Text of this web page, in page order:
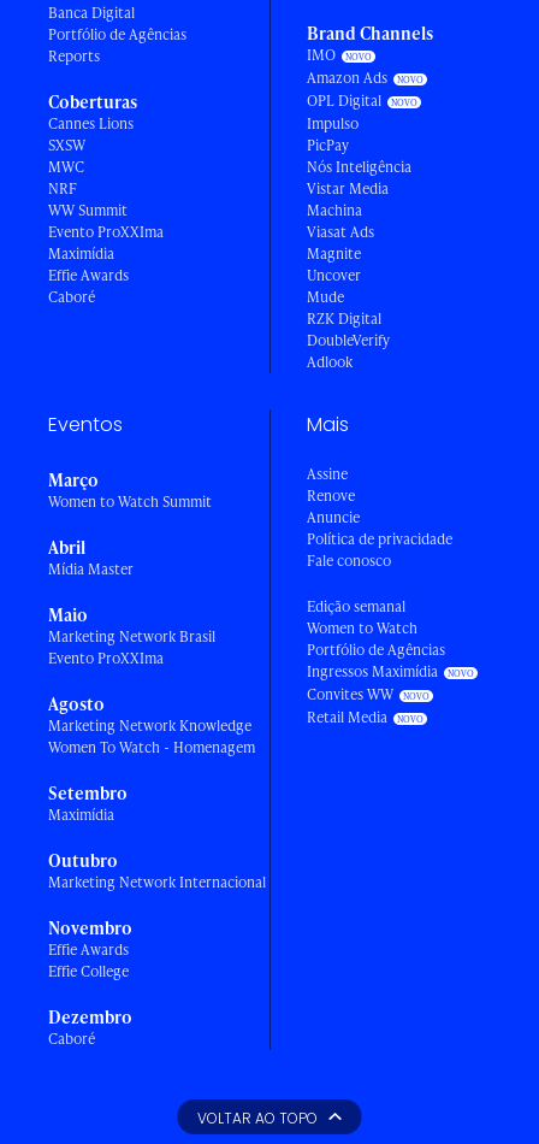
Banca Digital
Portfólio de Agências
Reports
Coberturas
Cannes Lions
SXSW
MWC
NRF
WW Summit
Evento ProXXIma
Maximídia
Effie Awards
Caboré
Brand Channels
IMO
Amazon Ads
OPL Digital
Impulso
PicPay
Nós Inteligência
Vistar Media
Machina
Viasat Ads
Magnite
Uncover
Mude
RZK Digital
DoubleVerify
Adlook
Eventos
Março
Women to Watch Summit
Abril
Mídia Master
Maio
Marketing Network Brasil
Evento ProXXIma
Agosto
Marketing Network Knowledge
Women To Watch - Homenagem
Setembro
Maximídia
Outubro
Marketing Network Internacional
Novembro
Effie Awards
Effie College
Dezembro
Caboré
Mais
Assine
Renove
Anuncie
Política de privacidade
Fale conosco
Edição semanal
Women to Watch
Portfólio de Agências
Ingressos Maximídia
Convites WW
Retail Media
VOLTAR AO TOPO